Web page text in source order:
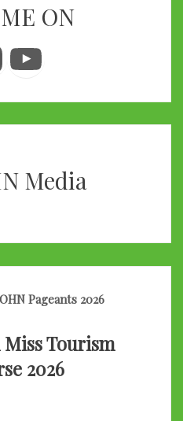
ON
YouTube
Media
Pageants 2026
Tourism
2026